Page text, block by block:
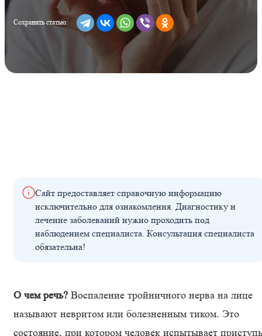
Сохранить статью:
Сайт предоставляет справочную информацию
исключительно для ознакомления. Диагностику и
лечение заболеваний нужно проходить под
наблюдением специалиста. Консультация специалиста
обязательна!
О чем речь? Воспаление тройничного нерва на лице
называют невритом или болезненным тиком. Это
состояние, при котором человек испытывает